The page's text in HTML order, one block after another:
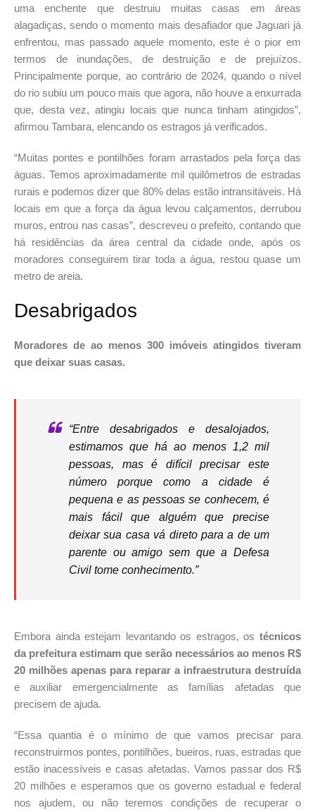
uma enchente que destruiu muitas casas em áreas
alagadiças, sendo o momento mais desafiador que Jaguari já
enfrentou, mas passado aquele momento, este é o pior em
termos de inundações, de destruição e de prejuízos.
Principalmente porque, ao contrário de 2024, quando o nível
do rio subiu um pouco mais que agora, não houve a enxurrada
que, desta vez, atingiu locais que nunca tinham atingidos”,
afirmou Tambara, elencando os estragos já verificados.
“Muitas pontes e pontilhões foram arrastados pela força das
águas. Temos aproximadamente mil quilômetros de estradas
rurais e podemos dizer que 80% delas estão intransitáveis. Há
locais em que a força da água levou calçamentos, derrubou
muros, entrou nas casas”, descreveu o prefeito, contando que
há residências da área central da cidade onde, após os
moradores conseguirem tirar toda a água, restou quase um
metro de areia.
Desabrigados
Moradores de ao menos 300 imóveis atingidos tiveram
que deixar suas casas.
“Entre desabrigados e desalojados,
estimamos que há ao menos 1,2 mil
pessoas, mas é difícil precisar este
número porque como a cidade é
pequena e as pessoas se conhecem, é
mais fácil que alguém que precise
deixar sua casa vá direto para a de um
parente ou amigo sem que a Defesa
Civil tome conhecimento.”
Embora ainda estejam levantando os estragos, os técnicos
da prefeitura estimam que serão necessários ao menos R$
20 milhões apenas para reparar a infraestrutura destruída
e auxiliar emergencialmente as famílias afetadas que
precisem de ajuda.
“Essa quantia é o mínimo de que vamos precisar para
reconstruirmos pontes, pontilhões, bueiros, ruas, estradas que
estão inacessíveis e casas afetadas. Vamos passar dos R$
20 milhões e esperamos que os governo estadual e federal
nos ajudem, ou não teremos condições de recuperar o